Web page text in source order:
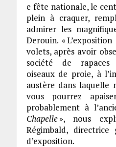
e fête nationale, le
plein à craquer,
admirer les
Derouin. «
volets, après avoir
société de rapaces
oiseaux de proie, à
austère dans laquelle
vous pourrez
probablement à
Chapelle», nous
Régimbald,
d’exposition.